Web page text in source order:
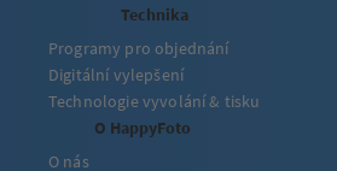
Technika
Programy pro objednání
Digitální vylepšení
Technologie vyvolání & tisku
O HappyFoto
O nás